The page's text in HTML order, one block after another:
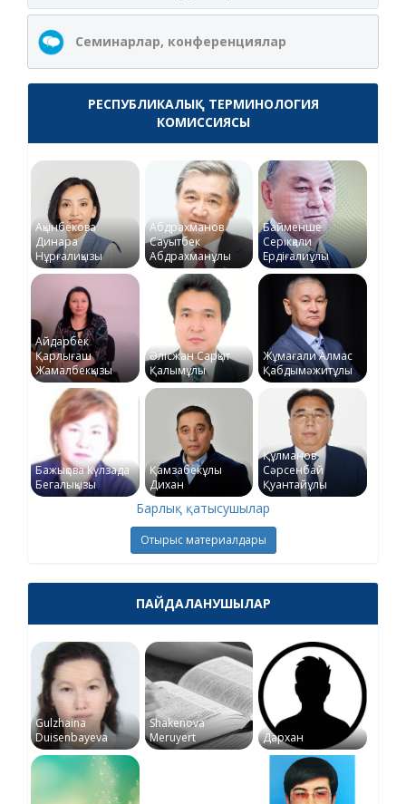
Семинарлар, конференциялар
РЕСПУБЛИКАЛЫҚ ТЕРМИНОЛОГИЯ
КОМИССИЯСЫ
Ақынбекова
Динара
Нұрғалиқызы
Абдрахманов
Сауытбек
Абдрахманұлы
Байменше
Серікқали
Ердіғалиұлы
Айдарбек
Қарлығаш
Жамалбекқызы
Әлісжан Сарқыт
Қалымұлы
Жұмағали Алмас
Қабдымәжитұлы
Бажықова Күлзада
Бегалықызы
Қамзабекұлы
Дихан
Құлманов
Сәрсенбай
Қуантайұлы
Барлық қатысушылар
Отырыс материалдары
ПАЙДАЛАНУШЫЛАР
Gulzhaina
Duisenbayeva
Shakenova
Meruyert
Дархан